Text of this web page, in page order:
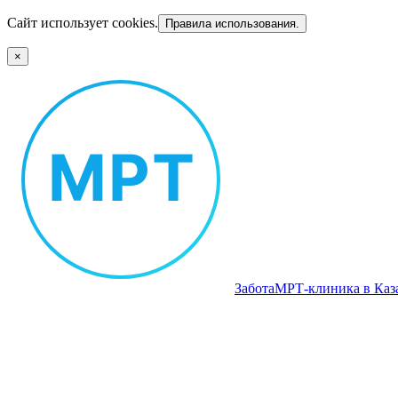
Сайт использует cookies. Правила использования.
×
ЗаботаМРТ‑клиника в